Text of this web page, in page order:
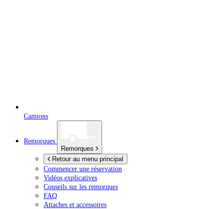
Camions
Remorques
Remorques
Retour au menu principal
Commencer une réservation
Vidéos explicatives
Conseils sur les remorques
FAQ
Attaches et accessoires